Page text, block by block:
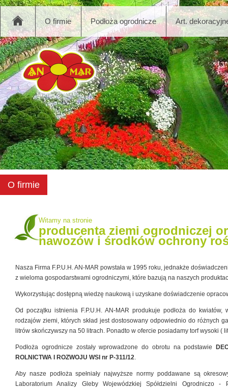
O firmie Podłoża ogrodnicze Art.
O firmie
Witamy na stronie
producenta ziemi ogrodniczej
nawozów i środków ochrony
Nasza Firma F.P.U.H. AN-MAR powstała w 1995 roku, jednakże
z wieloma gospodarstwami ogrodniczymi, które bazują na naszych
Wykorzystując dostępną wiedzę naukową i uzyskane doświadczenie
Od początku istnienia F.P.U.H. AN-MAR produkuje podłoża do
rodzajów ziemi, których skład jest dostosowany odpowiednio do różnych
litrów skończywszy na 50 litrach. Ponadto w ofercie posiadamy torf wysoki (
Podłoża ogrodnicze zostały wprowadzone do obrotu na podstawie
ROLNICTWA I ROZWOJU WSI nr P-311/12.
Aby nasze podłoża spełniały najwyższe normy poddawane są
Laboratorium Analizy Gleby Wojewódzkiej Spółdzielni Ogrodniczo -